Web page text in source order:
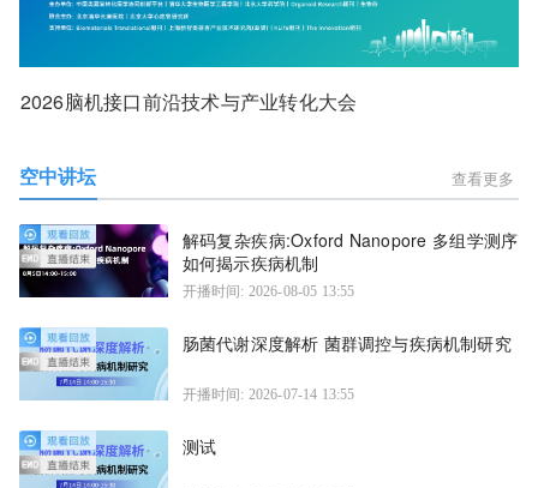
2026脑机接口前沿技术与产业转化大会
空中讲坛 查看更多
解码复杂疾病:Oxford Nanopore 多组学测序
如何揭示疾病机制
开播时间: 2026-08-05 13:55
肠菌代谢深度解析 菌群调控与疾病机制研究
开播时间: 2026-07-14 13:55
测试